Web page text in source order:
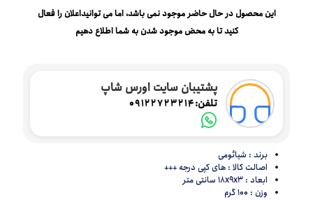
این محصول در حال حاضر موجود نمی باشد، اما می توانیداعلان را فعال
کنید تا به محض موجود شدن به شما اطلاع دهیم
پشتیبان سایت اورس شاپ
تلفن:09122723214
برند : شیائومی
اصالت کالا : های کپی درجه +++
ابعاد : 18x9x3 سانتی متر
وزن : 100 گرم